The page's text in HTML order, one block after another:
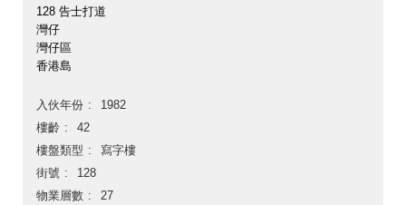
128 告士打道
灣仔
灣仔區
香港島
入伙年份
1982
樓齡
42
樓盤類型
寫字樓
街號
128
物業層數
27